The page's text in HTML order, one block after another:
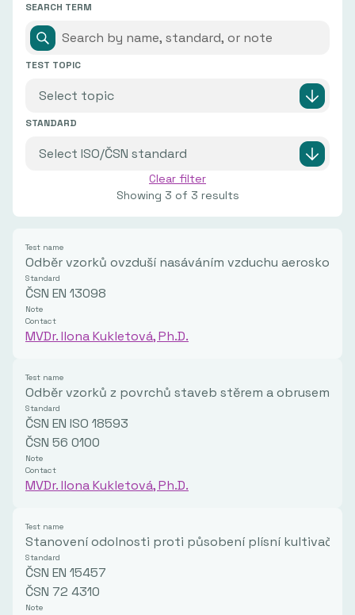
SEARCH TERM
TEST TOPIC
STANDARD
Clear filter
Showing 3 of 3 results
Test name
Odběr vzorků ovzduší nasáváním vzduchu
Standard
ČSN EN 13098
Note
Contact
MVDr. Ilona Kukletová, Ph.D.
Test name
Odběr vzorků z povrchů staveb stěrem a obrusem
Standard
ČSN EN ISO 18593
ČSN 56 0100
Note
Contact
MVDr. Ilona Kukletová, Ph.D.
Test name
Stanovení odolnosti proti působení plísní kultivačně
Standard
ČSN EN 15457
ČSN 72 4310
Note